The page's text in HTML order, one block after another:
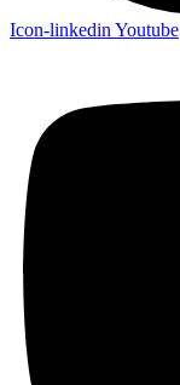
Icon-linkedin Youtube